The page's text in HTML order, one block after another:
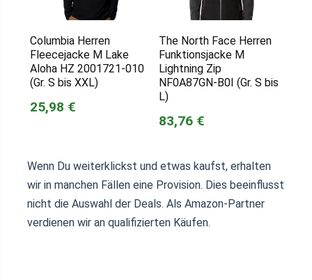
Columbia Herren
Fleecejacke M Lake
Aloha HZ 2001721-010
(Gr. S bis XXL)
25,98 €
The North Face Herren
Funktionsjacke M
Lightning Zip
NF0A87GN-B0I (Gr. S bis
L)
83,76 €
Wenn Du weiterklickst und etwas kaufst, erhalten
wir in manchen Fällen eine Provision. Dies beeinflusst
nicht die Auswahl der Deals. Als Amazon-Partner
verdienen wir an qualifizierten Käufen.